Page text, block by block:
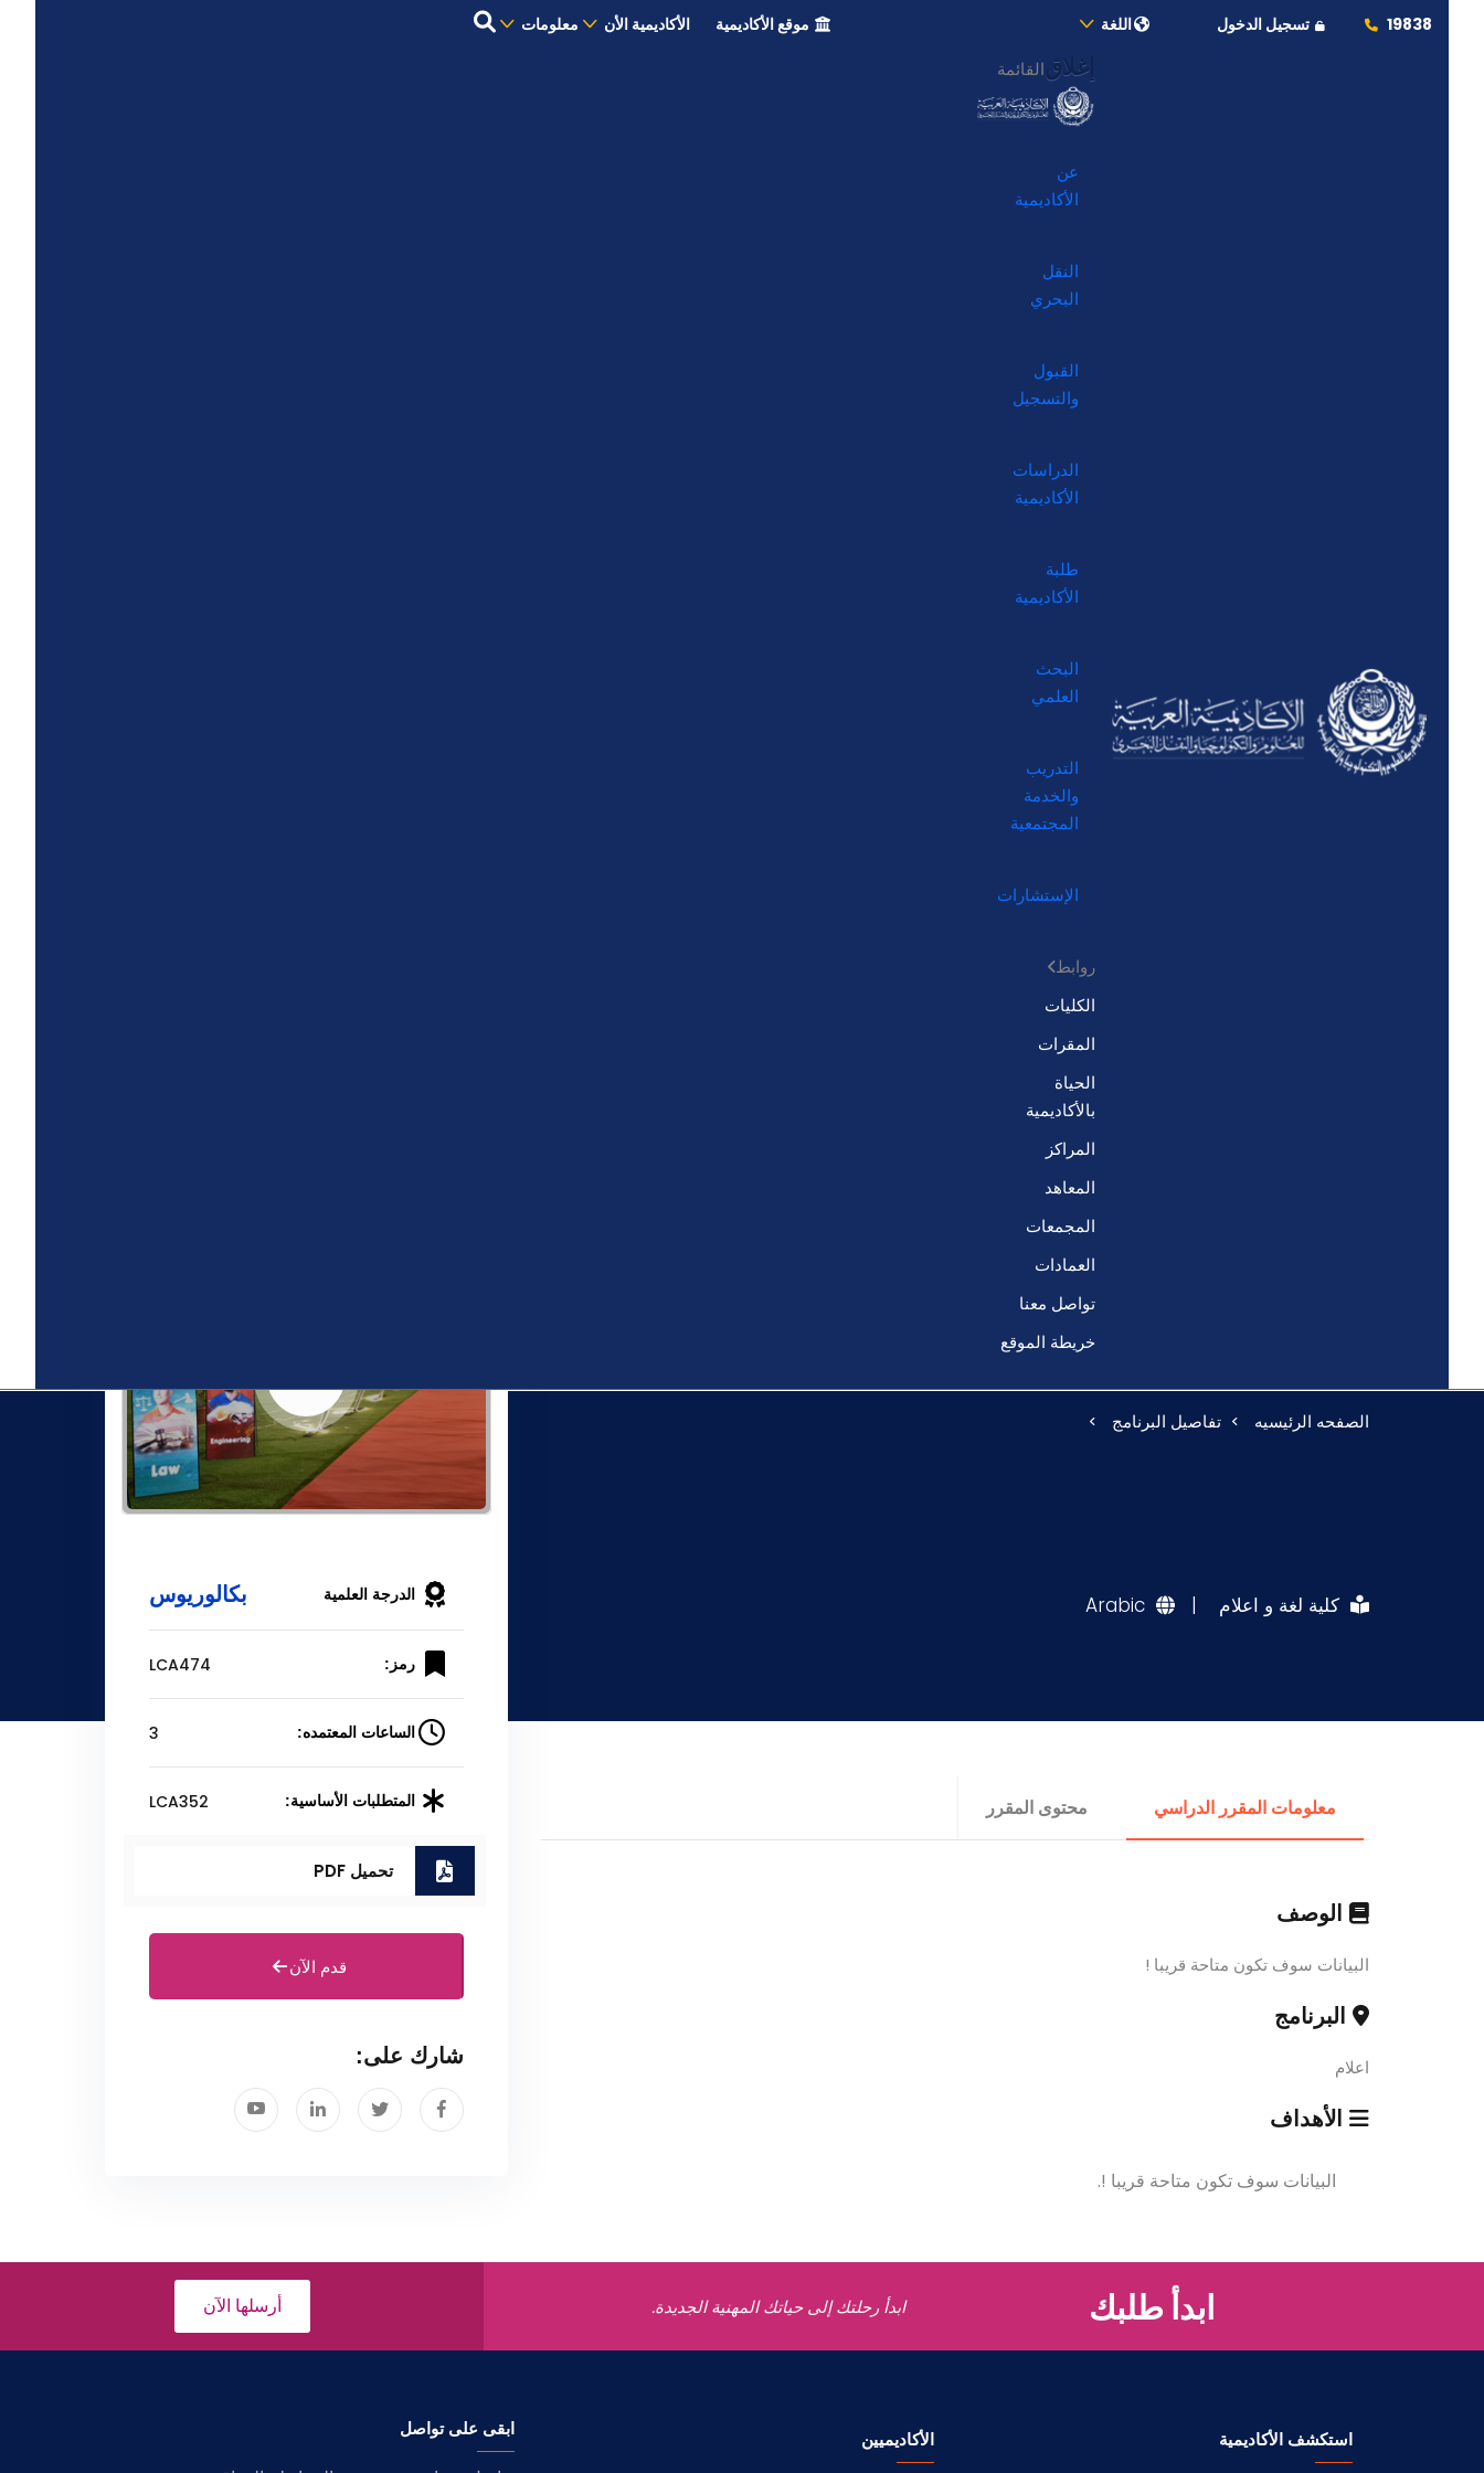
19838 تسجيل الدخول اللغة موقع الأكاديمية الأكاديمية الأن معلومات
إغلاق القائمة
عن
الأكاديمية
النقل
البحري
القبول
والتسجيل
الدراسات
الأكاديمية
طلبة
الأكاديمية
البحث
العلمي
التدريب
والخدمة
المجتمعية
الإستشارات
روابط
الكليات
المقرات
الحياة
بالأكاديمية
المراكز
المعاهد
المجمعات
العمادات
تواصل معنا
خريطة الموقع
الصفحه الرئيسيه تفاصيل البرنامج
كلية لغة و اعلام |
Arabic
معلومات المقرر الدراسي محتوى المقرر
الوصف
البيانات سوف تكون متاحة قريبا !
البرنامج
اعلام
الأهداف
البيانات سوف تكون متاحة قريبا !.
الدرجة العلمية بكالوريوس
رمز: LCA474
الساعات المعتمده: 3
المتطلبات الأساسية: LCA352
تحميل PDF
قدم الآن
شارك على:
ابدأ طلبك ابدأ رحلتك إلى حياتك المهنية الجديدة. أرسلها الآن
استكشف الأكاديمية الأكاديميين
ابقى على تواصل